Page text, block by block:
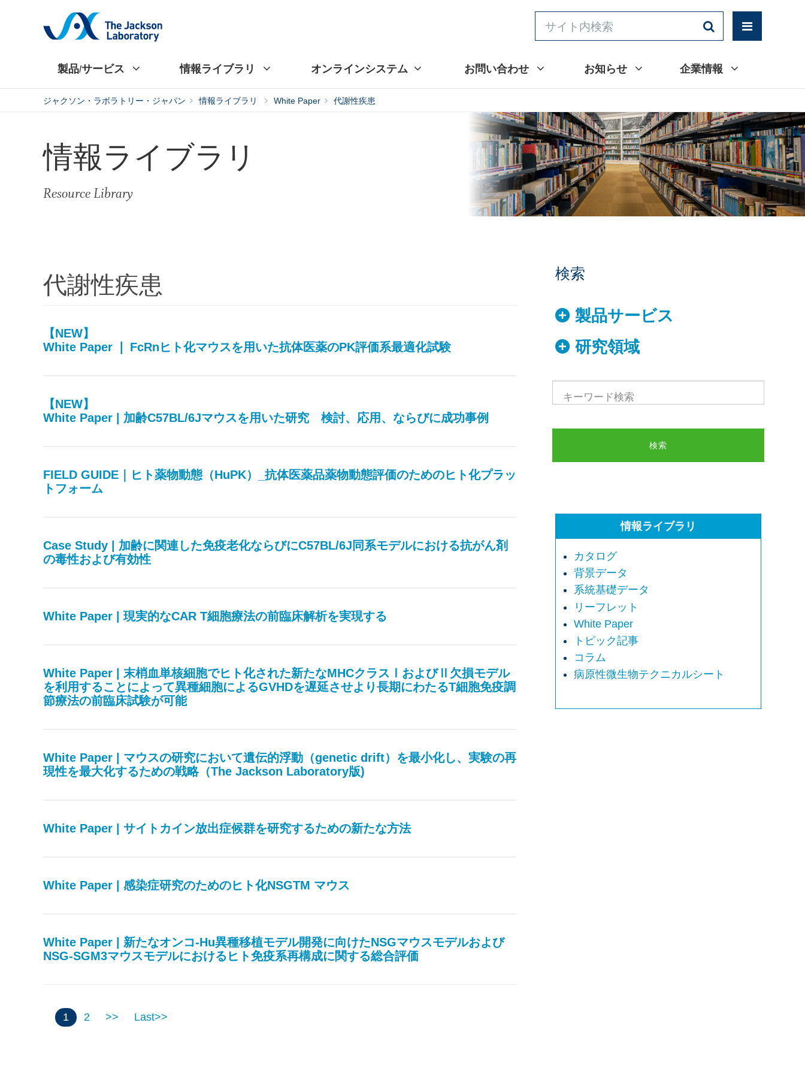
製品/サービス 情報ライブラリ オンラインシステム お問い合わせ お知らせ 企業情報
ジャクソン・ラボラトリー・ジャパン 情報ライブラリ White Paper 代謝性疾患
情報ライブラリ
Resource Library
代謝性疾患
【NEW】
White Paper ❘ FcRnヒト化マウスを用いた抗体医薬のPK評価系最適化試験
【NEW】
White Paper | 加齢C57BL/6Jマウスを用いた研究 検討、応用、ならびに成功事例
FIELD GUIDE｜ヒト薬物動態（HuPK）_抗体医薬品薬物動態評価のためのヒト化プラッ
トフォーム
Case Study | 加齢に関連した免疫老化ならびにC57BL/6J同系モデルにおける抗がん剤
の毒性および有効性
White Paper | 現実的なCAR T細胞療法の前臨床解析を実現する
White Paper | 末梢血単核細胞でヒト化された新たなMHCクラスⅠおよびⅡ欠損モデル
を利用することによって異種細胞によるGVHDを遅延させより長期にわたるT細胞免疫調
節療法の前臨床試験が可能
White Paper | マウスの研究において遺伝的浮動（genetic drift）を最小化し、実験の再
現性を最大化するための戦略（The Jackson Laboratory版)
White Paper | サイトカイン放出症候群を研究するための新たな方法
White Paper | 感染症研究のためのヒト化NSGTM マウス
White Paper | 新たなオンコ-Hu異種移植モデル開発に向けたNSGマウスモデルおよび
NSG-SGM3マウスモデルにおけるヒト免疫系再構成に関する総合評価
1 2 >> Last>>
検索
製品サービス
研究領域
情報ライブラリ
カタログ
背景データ
系統基礎データ
リーフレット
White Paper
トピック記事
コラム
病原性微生物テクニカルシート